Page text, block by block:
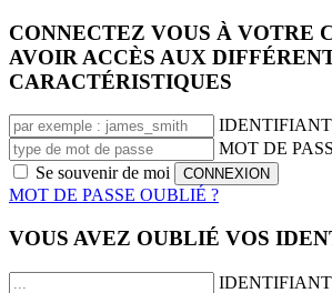
CONNECTEZ VOUS À VOTRE
AVOIR ACCÈS AUX
CARACTÉRISTIQUES
IDENTIFIANT
MOT DE
Se souvenir de moi
MOT DE PASSE OUBLIÉ ?
VOUS AVEZ OUBLIÉ VOS